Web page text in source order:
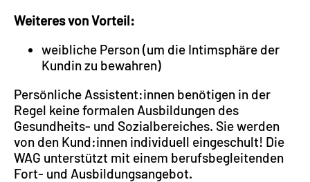
Weiteres von Vorteil:
weibliche Person (um die Intimsphäre der
Kundin zu bewahren)
Persönliche Assistent:innen benötigen in der
Regel keine formalen Ausbildungen des
Gesundheits- und Sozialbereiches. Sie werden
von den Kund:innen individuell eingeschult! Die
WAG unterstützt mit einem berufsbegleitenden
Fort- und Ausbildungsangebot.